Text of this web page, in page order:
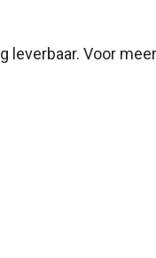
leverbaar. Voor